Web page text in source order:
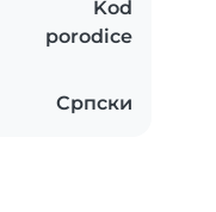
Kod
porodice
Српски